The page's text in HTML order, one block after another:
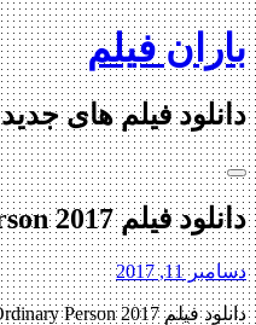
Skip
to
content
باران فیلم
دانلود فیلم های جدید
دانلود فیلم Ordinary Person 2017
دسامبر 11, 2017
دانلود فیلم Ordinary Person 2017